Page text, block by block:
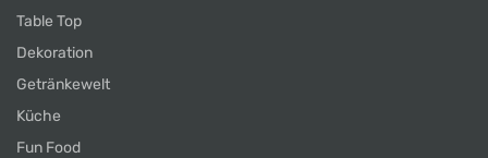
Table Top
Dekoration
Getränkewelt
Küche
Fun Food